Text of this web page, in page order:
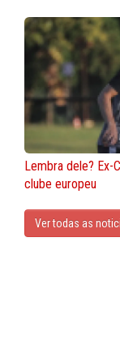
Lembra dele? Ex-
clube europeu
Ver todas as